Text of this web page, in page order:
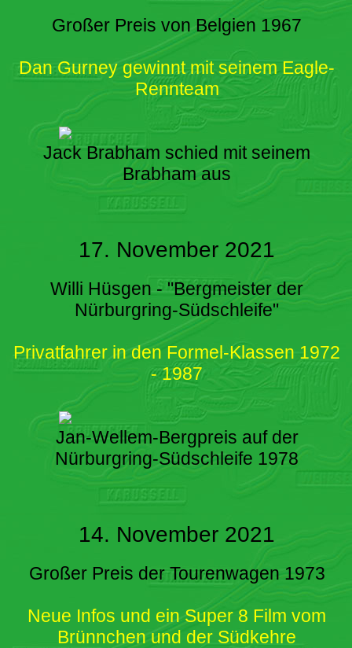
Großer Preis von Belgien 1967
Dan Gurney gewinnt mit seinem Eagle-
Rennteam
Jack Brabham schied mit seinem
Brabham aus
17. November 2021
Willi Hüsgen - "Bergmeister der
Nürburgring-Südschleife"
Privatfahrer in den Formel-Klassen 1972
- 1987
Jan-Wellem-Bergpreis auf der
Nürburgring-Südschleife 1978
14. November 2021
Großer Preis der Tourenwagen 1973
Neue Infos und ein Super 8 Film vom
Brünnchen und der Südkehre